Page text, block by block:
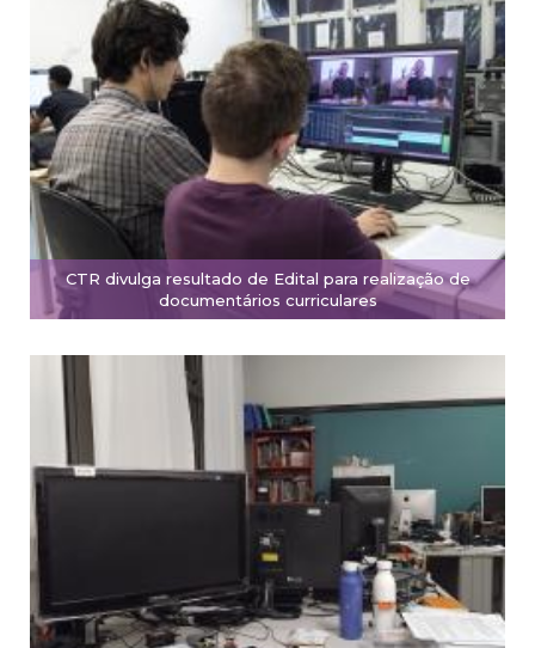
CTR divulga resultado de Edital para realização de
documentários curriculares